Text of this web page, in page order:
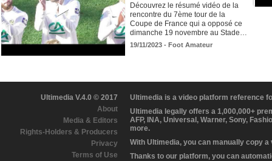
Découvrez le résumé vidéo de la
rencontre du 7ème tour de la
Coupe de France qui a opposé ce
dimanche 19 novembre au Stade…
19/11/2023 - Foot Amateur
Ultimedia V.4.0 © 2017
About
Media & Editors
Rights-Holders & Producers
Privacy
Terms of Use
Ultimedia is a video platform reference
Ultimedia legally offers a 1,000,000+
AFP, INA, Universal, Warner, Sony,
more.
With Ultimedia, you can manually copy
Thanks to our platform, you can